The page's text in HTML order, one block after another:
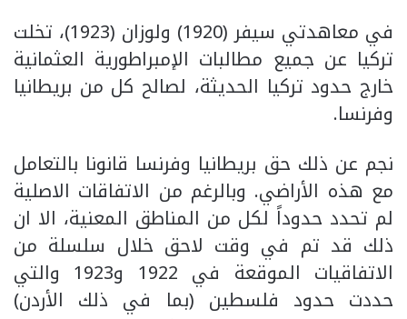
في معاهدتي سيفر (1920) ولوزان (1923)، تخلت
تركيا عن جميع مطالبات الإمبراطورية العثمانية
خارج حدود تركيا الحديثة، لصالح كل من بريطانيا
وفرنسا.
نجم عن ذلك حق بريطانيا وفرنسا قانونا بالتعامل
مع هذه الأراضي. وبالرغم من الاتفاقات الاصلية
لم تحدد حدوداً لكل من المناطق المعنية، الا ان
ذلك قد تم في وقت لاحق خلال سلسلة من
الاتفاقيات الموقعة في 1922 و1923 والتي
حددت حدود فلسطين (بما في ذلك الأردن)